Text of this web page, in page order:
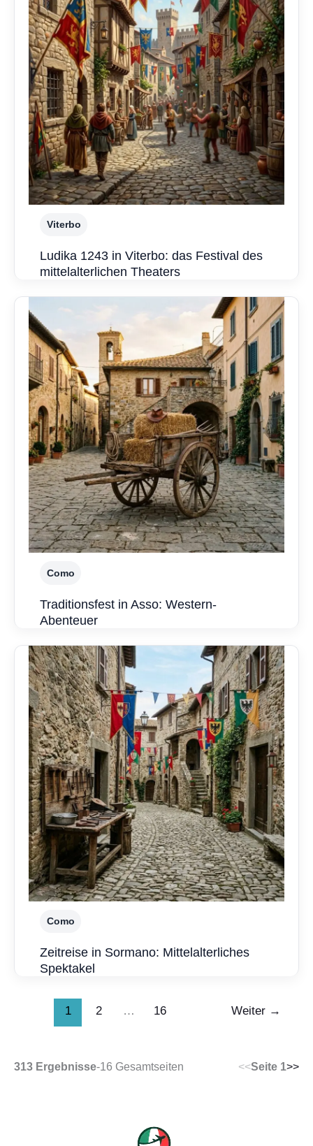
Viterbo
Ludika 1243 in Viterbo: das Festival des
mittelalterlichen Theaters
Como
Traditionsfest in Asso: Western-
Abenteuer
Como
Zeitreise in Sormano: Mittelalterliches
Spektakel
1 2 … 16 Weiter →
313 Ergebnisse-16 Gesamtseiten <<Seite 1>>